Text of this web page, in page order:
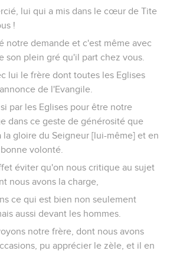
lui qui a mis dans le cœur de Tite
!
notre demande et c'est même avec
son plein gré qu'il part chez vous.
lui le frère dont toutes les Eglises
de l'Evangile.
par les Eglises pour être notre
dans ce geste de générosité que
la gloire du Seigneur [lui-même] et en
volonté.
éviter qu'on nous critique au sujet
nous avons la charge,
ce qui est bien non seulement
aussi devant les hommes.
notre frère, dont nous avons
pu apprécier le zèle, et il en